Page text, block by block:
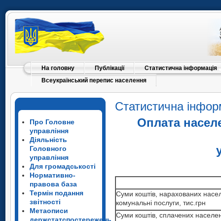
На головну Публікації
Статистична інформація
Всеукраїнський перепис населення
Про Головне
управління
Діяльність
Головного
управління
Для громадськості
Нормативно-
правова база
Термін подання
звітності
Метаописи
Статистична
Оплата
Суми коштів, нарахованих
комунальні послуги, тис.грн
Суми коштів, сплачених
Суми коштів, нарахованих
комунальні послуги, тис.грн
Суми коштів, нарахованих
комунальні послуги, тис.грн
Суми коштів, сплачених